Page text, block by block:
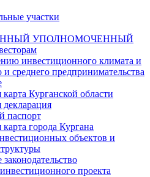
участки
УПОЛНОМОЧЕННЫЙ
инвестиционного климата и
среднего предпринимательства
Курганской области
паспорт
города Кургана
объектов и
проекта